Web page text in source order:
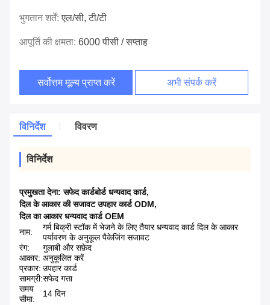
भुगतान शर्तें:एल/सी, टी/टी
आपूर्ति की क्षमता: 6000 पीसी / सप्ताह
सर्वोत्तम मूल्य प्राप्त करें अभी संपर्क करें
विनिर्देश विवरण
विनिर्देश
प्रमुखता देना:सफेद कार्डबोर्ड धन्यवाद कार्ड,
दिल के आकार की सजावट उपहार कार्ड ODM,
दिल का आकार धन्यवाद कार्ड OEM
नाम:
गर्म बिक्री स्टॉक में भेजने के लिए तैयार धन्यवाद कार्ड दिल के आकार
पर्यावरण के अनुकूल पैकेजिंग सजावट
रंग:
गुलाबी और सफ़ेद
आकार: अनुकूलित करें
प्रकार: उपहार कार्ड
सामग्री:सफेद गत्ता
समय
सीमा:
14 दिन